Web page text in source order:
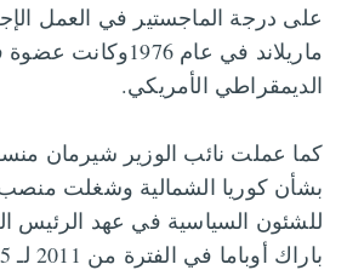
على درجة الماجستير في العمل
ماريلاند في عام
الديمقراطي الأمريكي.
كما عملت نائب الوزير شيرمان
بشأن كوريا الشمالية وشغلت منصب
للشئون السياسية في عهد الرئيس